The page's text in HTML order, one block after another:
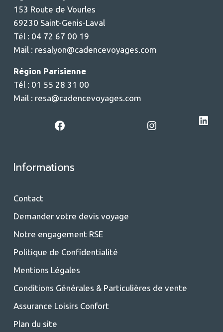
153 Route de Vourles
69230 Saint-Genis-Laval
Tél : 04 72 67 00 19
Mail : resalyon@cadencevoyages.com
Région Parisienne
Tél : 01 55 28 31 00
Mail : resa@cadencevoyages.com
Facebook Instagram LinkedIn
Informations
Contact
Demander votre devis voyage
Notre engagement RSE
Politique de Confidentialité
Mentions Légales
Conditions Générales & Particulières de vente
Assurance Loisirs Confort
Plan du site